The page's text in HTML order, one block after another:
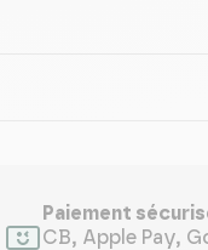
Paiement
CB, Apple Pay,